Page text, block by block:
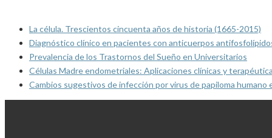
La célula. Trescientos cincuenta años de historia (1665-2015)
Diagnóstico clínico en pacientes con anticuerpos
Prevalencia de los Trastornos del Sueño en Universitarios
Células Madre endometriales: Aplicaciones clínicas y
Cambios sugestivos de infección por virus de papiloma